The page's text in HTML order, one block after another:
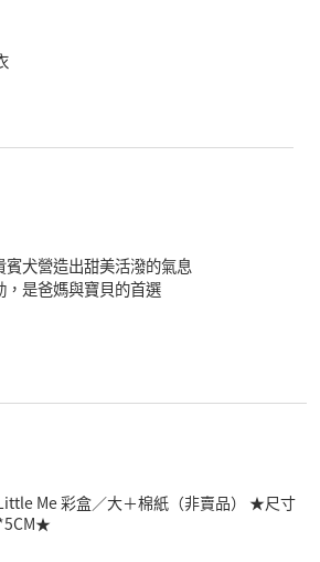
犬營造出甜美活潑的氣息
是爸媽與寶貝的首選
Me 彩盒／大＋棉紙（非賣品） ★尺寸